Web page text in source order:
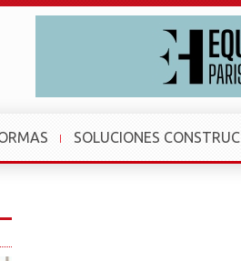
SOLUCIONES CONSTRUC